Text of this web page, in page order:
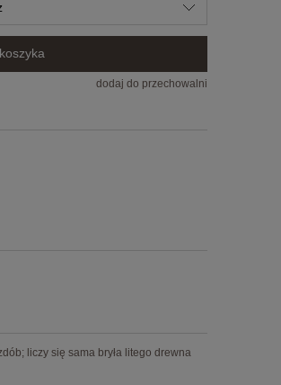
dodaj do przechowalni
liczy się sama bryła litego drewna